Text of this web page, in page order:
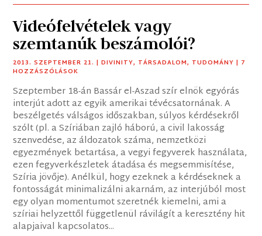
Videófelvételek vagy
szemtanúk beszámolói?
2013. SZEPTEMBER 21. |DIVINITY, TÁRSADALOM, TUDOMÁNY | 7
HOZZÁSZÓLÁSOK
Szeptember 18-án Bassár el-Aszad szír elnök egyórás
interjút adott az egyik amerikai tévécsatornának. A
beszélgetés válságos időszakban, súlyos kérdésekről
szólt (pl. a Szíriában zajló háború, a civil lakosság
szenvedése, az áldozatok száma, nemzetközi
egyezmények betartása, a vegyi fegyverek használata,
ezen fegyverkészletek átadása és megsemmisítése,
Szíria jövője). Anélkül, hogy ezeknek a kérdéseknek a
fontosságát minimalizálni akarnám, az interjúból most
egy olyan momentumot szeretnék kiemelni, ami a
szíriai helyzettől függetlenül rávilágít a keresztény hit
alapjaival kapcsolatos...